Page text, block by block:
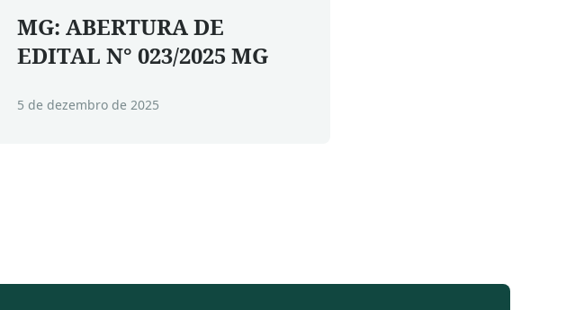
MG: ABERTURA DE
EDITAL N° 023/2025 MG
5 de dezembro de 2025